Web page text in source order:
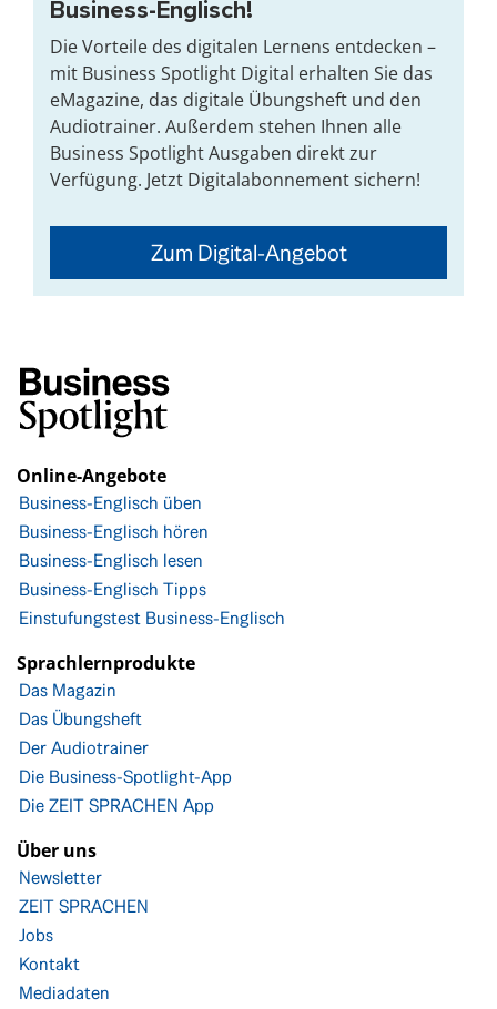
Business-Englisch!
Die Vorteile des digitalen Lernens entdecken –
mit Business Spotlight Digital erhalten Sie das
eMagazine, das digitale Übungsheft und den
Audiotrainer. Außerdem stehen Ihnen alle
Business Spotlight Ausgaben direkt zur
Verfügung. Jetzt Digitalabonnement sichern!
Zum Digital-Angebot
Online-Angebote
Business-Englisch üben
Business-Englisch hören
Business-Englisch lesen
Business-Englisch Tipps
Einstufungstest Business-Englisch
Sprachlernprodukte
Das Magazin
Das Übungsheft
Der Audiotrainer
Die Business-Spotlight-App
Die ZEIT SPRACHEN App
Über uns
Newsletter
ZEIT SPRACHEN
Jobs
Kontakt
Mediadaten